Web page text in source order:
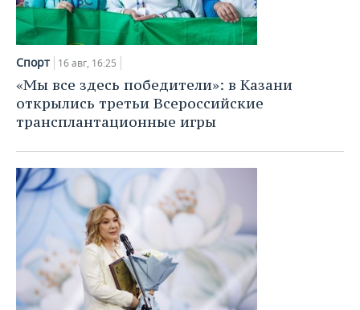
Спорт 16 авг, 16:25
«Мы все здесь победители»: в Казани
открылись третьи Всероссийские
трансплантационные игры